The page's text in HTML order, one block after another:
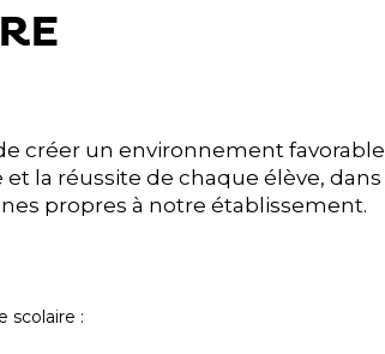
créer un environnement favorable
la réussite de chaque élève, dans
propres à notre établissement.
scolaire :